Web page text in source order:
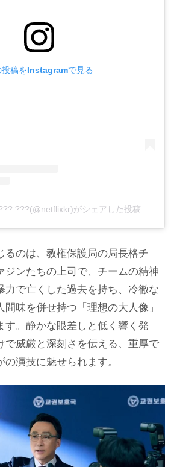
投稿をInstagramで見る
???(@netflixkr)がシェアした投稿
るのは、教権保護局の局長格チ
ジンたちの上司で、チームの精神
力で亡くした過去を持ち、冷徹な
間味を併せ持つ「理想の大人像」
す。静かな眼差しと低く響く発
で威厳と深刻さを伝える、重厚で
演技に魅せられます。